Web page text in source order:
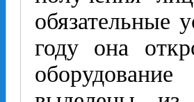
обязательные
году она